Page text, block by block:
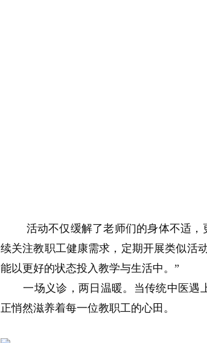
活动不仅缓解了老师们的身体不适，
续关注教职工健康需求，定期开展类似活
能以更好的状态投入教学与生活中。”
一场义诊，两日温暖。当传统中医遇
正悄然滋养着每一位教职工的心田。